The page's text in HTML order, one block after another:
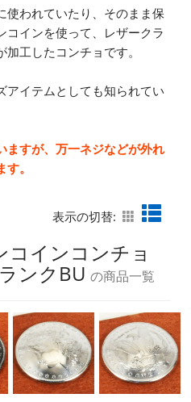
使われていたり、そのまま保
コインを使って、レザークラ
工したコンチョです。
アイテムとしても知られてい
ますが、万一ネジなどが外れ
。
表示の切替:
コインコンチョ
ンクBU の商品一覧